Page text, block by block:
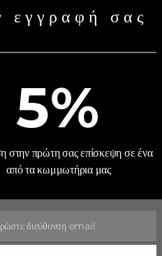
εγγραφή σας
5%
στην πρώτη σας επίσκεψη σε ένα
από τα κωμμωτήρια μας
διεύθυνση email